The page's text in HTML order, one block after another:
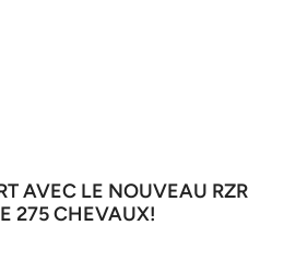
AVEC LE NOUVEAU RZR
275 CHEVAUX!